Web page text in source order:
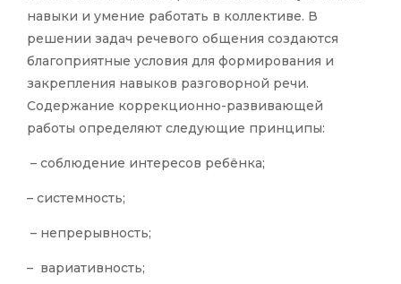
навыки и умение работать в коллективе. В
решении задач речевого общения создаются
благоприятные условия для формирования и
закрепления навыков разговорной речи.
Содержание коррекционно-развивающей
работы определяют следующие принципы:
– соблюдение интересов ребёнка;
– системность;
– непрерывность;
– вариативность;